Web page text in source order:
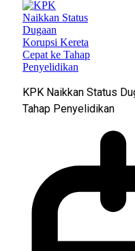
KPK Naikkan Status
Tahap Penyelidikan